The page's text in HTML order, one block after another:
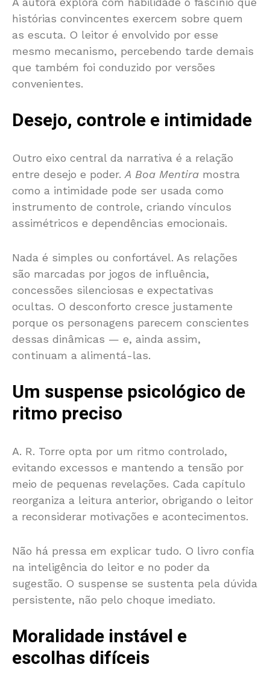
histórias convincentes exercem sobre quem
as escuta. O leitor é envolvido por esse
mesmo mecanismo, percebendo tarde demais
que também foi conduzido por versões
convenientes.
Desejo, controle e intimidade
Outro eixo central da narrativa é a relação
entre desejo e poder. A Boa Mentira mostra
como a intimidade pode ser usada como
instrumento de controle, criando vínculos
assimétricos e dependências emocionais.
Nada é simples ou confortável. As relações
são marcadas por jogos de influência,
concessões silenciosas e expectativas
ocultas. O desconforto cresce justamente
porque os personagens parecem conscientes
dessas dinâmicas — e, ainda assim,
continuam a alimentá-las.
Um suspense psicológico de
ritmo preciso
A. R. Torre opta por um ritmo controlado,
evitando excessos e mantendo a tensão por
meio de pequenas revelações. Cada capítulo
reorganiza a leitura anterior, obrigando o leitor
a reconsiderar motivações e acontecimentos.
Não há pressa em explicar tudo. O livro confia
na inteligência do leitor e no poder da
sugestão. O suspense se sustenta pela dúvida
persistente, não pelo choque imediato.
Moralidade instável e
escolhas difíceis